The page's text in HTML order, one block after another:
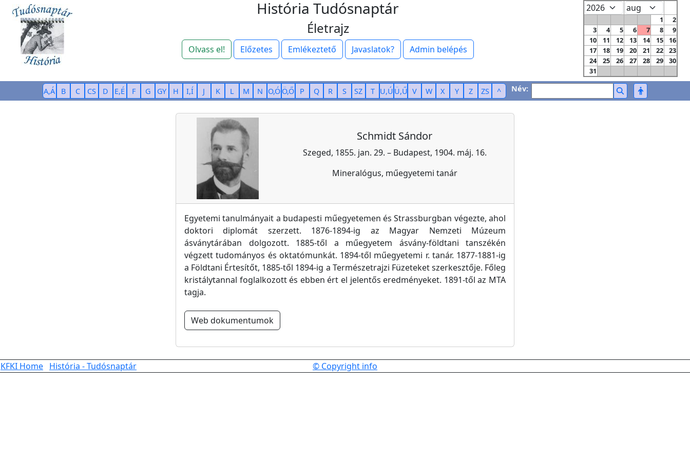
História Tudósnaptár
Életrajz
Olvass el! Előzetes Emlékeztető Javaslatok? Admin belépés
1
2
3
4 5 6 7 8
9
10
11 12 13 14 15
16
17
18 19 20 21 22
23
24
25 26 27 28 29
30
31
A,Á B C CS D E,É F G GY H I,Í J K L M N O,Ó Ö,Ő P Q R S SZ T U,Ú Ü,Ű V W X Y Z ZS ^ Név:
Schmidt Sándor
Szeged, 1855. jan. 29. – Budapest, 1904. máj. 16.
Mineralógus, műegyetemi tanár
Egyetemi tanulmányait a budapesti műegyetemen és Strassburgban végezte, ahol
doktori diplomát szerzett. 1876-1894-ig az Magyar Nemzeti Múzeum
ásványtárában dolgozott. 1885-től a műegyetem ásvány-földtani tanszékén
végzett tudományos és oktatómunkát. 1894-től műegyetemi r. tanár. 1877-1881-ig
a Földtani Értesítőt, 1885-től 1894-ig a Természetrajzi Füzeteket szerkesztője. Főleg
kristálytannal foglalkozott és ebben ért el jelentős eredményeket. 1891-től az MTA
tagja.
Web dokumentumok
KFKI Home História - Tudósnaptár © Copyright info